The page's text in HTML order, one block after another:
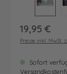
Regulärer Preis:
19,95 €
Preise inkl. MwSt.
Sofort